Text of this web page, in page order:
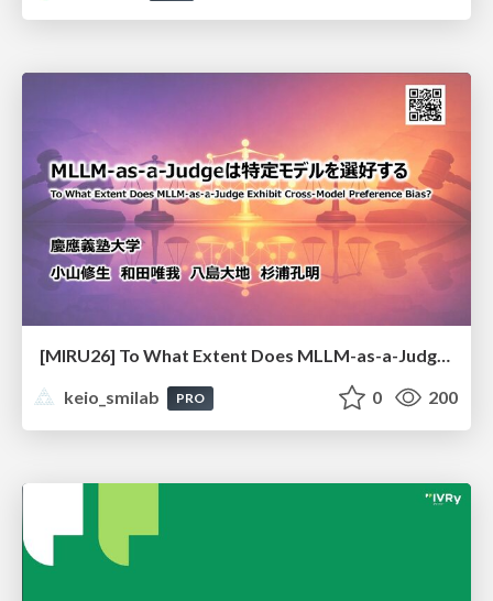
[MIRU26] To What Extent Does MLLM-as-a-Judge Exhibit Cross-Model Preference Bias?
keio_smilab
PRO 0 200